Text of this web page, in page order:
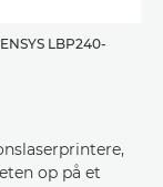
LBP240-
op på et